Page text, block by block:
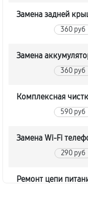
Замена задней
360 руб
Замена
360 руб
Комплексная
590 руб
Замена Wi-Fi
290 руб
Ремонт цепи